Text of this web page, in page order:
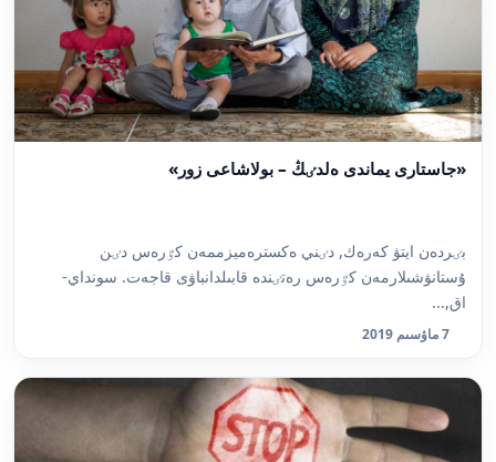
«جاستارى يماندى ەلدٸڭ – بولاشاعى زور»
بٸردەن ايتۋ كەرەك, دٸني ەكسترەميزممەن كٷرەس دٸن
ۇستانۋشىلارمەن كٷرەس رەتٸندە قابىلدانباۋى قاجەت. سونداي-
اق,...
7 ماۋسىم 2019